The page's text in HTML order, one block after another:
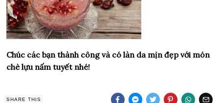
Chúc các bạn thành công và có làn da mịn đẹp với món
chè lựu nấm tuyết nhé!
SHARE THIS